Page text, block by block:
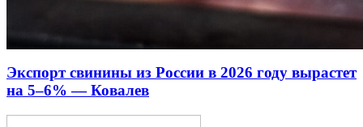
Экспорт свинины из России в 2026 году вырастет
на 5–6% — Ковалев